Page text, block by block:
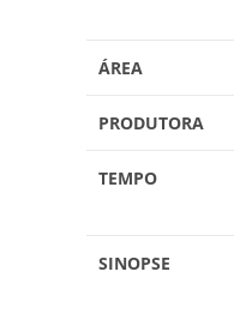
ÁREA
PRODUTORA
TEMPO
SINOPSE